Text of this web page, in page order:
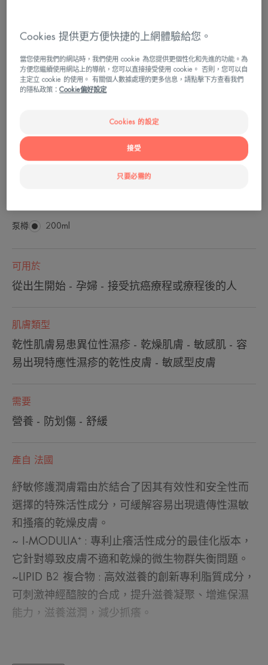
三重功效護理，作用於微生物群核心的配方，可以
中和乾燥和劇烈搔癢的根源。從使用的第一個月
起，即可幫助改善極乾性至過敏性瘙癢肌膚的生活
品質。
止癢 - 0% 防腐劑 - 不會引起粉刺。
滋養、舒緩、對抗刺激、防抓傷 及 Sterile
泵樽
泵
200ml
可用於
從出生開始 - 孕婦 - 接受抗癌療程或療程後的人
肌膚類型
乾性肌膚易患異位性濕疹 - 乾燥肌膚 - 敏感肌 - 容
易出現特應性濕疹的乾性皮膚 - 敏感型皮膚
需要
營養 - 防划傷 - 舒緩
產自 法國
紓敏修護潤膚霜由於結合了因其有效性和安全性而
選擇的特殊活性成分，可緩解容易出現遺傳性濕敏
和搔癢的乾燥皮膚。
~ I-MODULIA⁺ : 專利止癢活性成分的最佳化版本，
它針對導致皮膚不適和乾燥的微生物群失衡問題。
~LIPID B2 複合物 : 高效滋養的創新專利脂質成分，
可刺激神經醯胺的合成，提升滋養凝聚、增進保濕
能力，滋養滋潤，減少抓癢。
Cookies 提供更方便快捷的上網體驗給您。
當您使用我們的網站時，我們使用 cookie 為您提供更個性化和先進的功能。為
方便您繼續使用網站上的導航，您可以直接接受使用 cookie。 否則，您可以自
主定立 cookie 的使用。 有關個人數據處理的更多信息，請點擊下方查看我們
的隱私政策：Cookie偏好設定
Cookies 的設定
只要必需的
接受